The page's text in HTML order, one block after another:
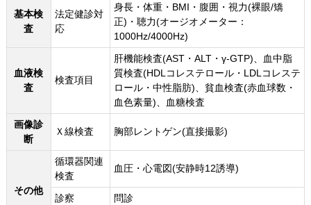
基本検
査
法定健診対
応
身長・体重・BMI・腹囲・視力(裸眼/矯
正)・聴力(オージオメーター：
1000Hz/4000Hz)
血液検
査
検査項目
肝機能検査(AST・ALT・γ-GTP)、血中脂
質検査(HDLコレステロール・LDLコレステ
ロール・中性脂肪)、貧血検査(赤血球数・
血色素量)、血糖検査
画像診
断
Ｘ線検査 胸部レントゲン(直接撮影)
その他
循環器関連
検査
血圧・心電図(安静時12誘導)
診察
問診